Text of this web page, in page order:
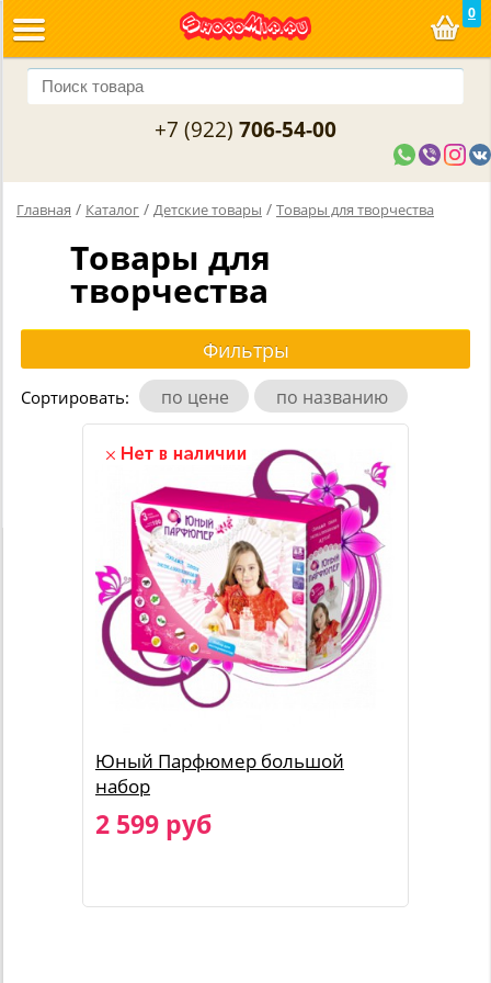
0
+7 (922) 706-54-00
Главная / Каталог / Детские товары / Товары для творчества
Товары для
творчества
Сортировать: по цене по названию
Юный Парфюмер большой
набор
2 599 руб